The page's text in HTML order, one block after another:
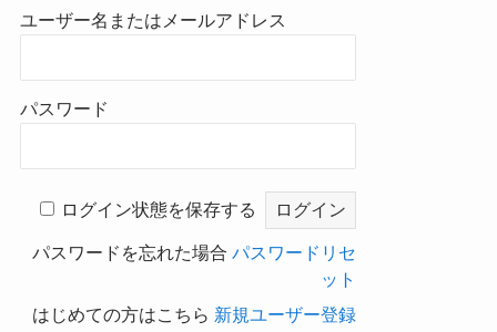
ユーザー名またはメールアドレス
パスワード
ログイン状態を保存する
パスワードを忘れた場合 パスワードリセ
ット
はじめての方はこちら 新規ユーザー登録